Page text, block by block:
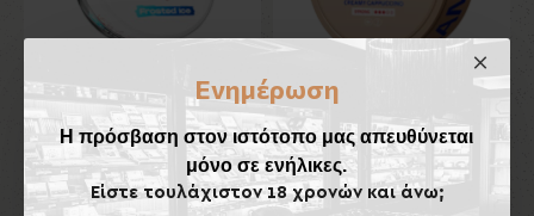
Ενημέρωση
Η πρόσβαση στον ιστότοπο μας απευθύνεται
μόνο σε ενήλικες.
Είστε τουλάχιστον 18 χρονών και άνω;
PABLO Exclusive Frosted
Ice 16 mg
6,50€
LOOP Creamy Cappucino
Strong
6,50€